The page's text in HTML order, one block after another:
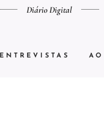
Diário Digital
ENTREVISTAS